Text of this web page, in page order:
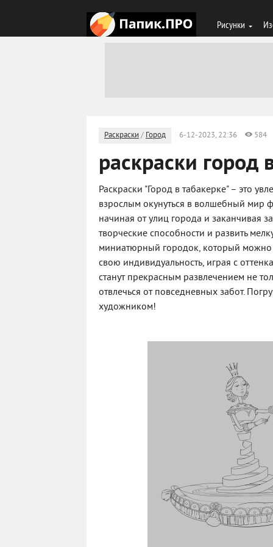
Рисунки
Раскраски / Город 6-12-2023, 22:36 584
раскраски город
Раскраски "Город в табакерке" – это
взрослым окунуться в волшебный мир
начиная от улиц города и заканчивая
творческие способности и развить
миниатюрный городок, который
свою индивидуальность, играя с
станут прекрасным развлечением не
отвлечься от повседневных забот.
художником!